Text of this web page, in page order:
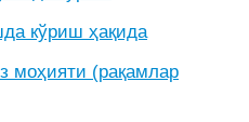
кўриш ҳақида